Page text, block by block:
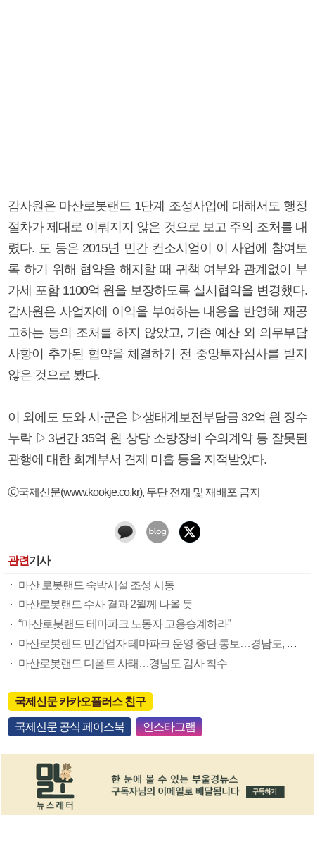
감사원은 마산로봇랜드 1단계 조성사업에 대해서도 행정
절차가 제대로 이뤄지지 않은 것으로 보고 주의 조처를 내
렸다. 도 등은 2015년 민간 컨소시엄이 이 사업에 참여토
록 하기 위해 협약을 해지할 때 귀책 여부와 관계없이 부
가세 포함 1100억 원을 보장하도록 실시협약을 변경했다.
감사원은 사업자에 이익을 부여하는 내용을 반영해 재공
고하는 등의 조처를 하지 않았고, 기존 예산 외 의무부담
사항이 추가된 협약을 체결하기 전 중앙투자심사를 받지
않은 것으로 봤다.
이 외에도 도와 시·군은 ▷생태계보전부담금 32억 원 징수
누락 ▷3년간 35억 원 상당 소방장비 수의계약 등 잘못된
관행에 대한 회계부서 견제 미흡 등을 지적받았다.
ⓒ국제신문(www.kookje.co.kr), 무단 전재 및 재배포 금지
관련기사
마산 로봇랜드 숙박시설 조성 시동
마산로봇랜드 수사 결과 2월께 나올 듯
“마산로봇랜드 테마파크 노동자 고용승계하라”
마산로봇랜드 민간업자 테마파크 운영 중단 통보…경남도, 비상운영 체제 돌입
마산로봇랜드 디폴트 사태…경남도 감사 착수
국제신문 카카오플러스 친구
국제신문 공식 페이스북 인스타그램